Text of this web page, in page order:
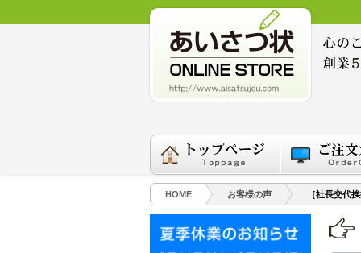
HOME お客様の声 ［社長交代